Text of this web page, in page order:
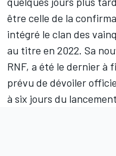
être celle de la
intégré le clan des
au titre en 2022. Sa
RNF, a été le dernier à
prévu de dévoiler
à six jours du